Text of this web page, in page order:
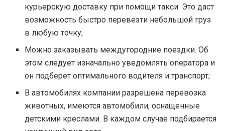
курьерскую доставку при помощи такси. Это даст
возможность быстро перевезти небольшой груз
в любую точку;
Можно заказывать междугородние поездки. Об
этом следует изначально уведомлять оператора и
он подберет оптимального водителя и транспорт;
В автомобилях компании разрешена перевозка
животных, имеются автомобили, оснащенные
детскими креслами. В каждом случае подбирается